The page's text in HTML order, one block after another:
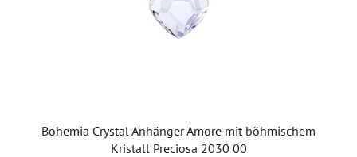
Bohemia Crystal Anhänger Amore mit böhmischem
Kristall Preciosa 2030 00